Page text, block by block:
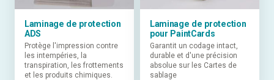
Laminage de protection
ADS
Protège l'impression contre
les intempéries, la
transpiration, les frottements
et les produits chimiques.
Laminage de protection
pour PaintCards
Garantit un codage intact,
durable et d'une précision
absolue sur les Cartes de
sablage